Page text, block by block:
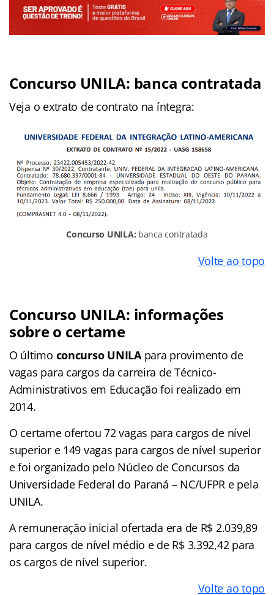
Concurso UNILA: banca contratada
Veja o extrato de contrato na íntegra:
Concurso UNILA: banca contratada
Volte ao topo
Concurso UNILA: informações
sobre o certame
O último concurso UNILApara provimento de
vagas para cargos da carreira de Técnico-
Administrativos em Educação foi realizado em
2014.
O certame ofertou 72 vagas para cargos de nível
superior e 149 vagas para cargos de nível superior
e foi organizado pelo Núcleo de Concursos da
Universidade Federal do Paraná – NC/UFPR e pela
UNILA.
A remuneração inicial ofertada era de R$ 2.039,89
para cargos de nível médio e de R$ 3.392,42 para
os cargos de nível superior.
Volte ao topo